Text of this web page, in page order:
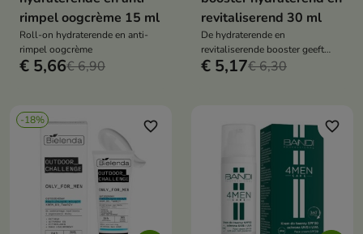
rimpel oogcrème 15 ml
Roll-on hydraterende en anti-
rimpel oogcrème
€ 5,66€ 6,90
revitaliserend 30 ml
De hydraterende en
revitaliserende booster geeft
energie aan de huid en
€ 5,17€ 6,30
-18% favorite_border favorite_border